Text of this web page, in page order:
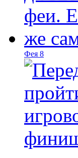
Фея 8